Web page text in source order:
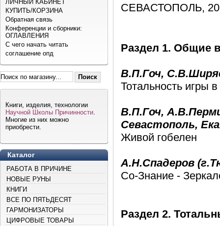
ЛИЧНЫЙ КАБИНЕТ
КУПИТЬ/КОРЗИНА
Обратная связь
Конференции и сборники:
ОГЛАВЛЕНИЯ
С чего начать читать
соглашение опд
Книги, изделия, технологии
Научной Школы Причинности
Многие из них можно
приобрести.
Каталог
РАБОТА В ПРИЧИНЕ
НОВЫЕ РУНЫ
КНИГИ
ВСЕ ПО ПЯТЬДЕСЯТ
ГАРМОНИЗАТОРЫ
ЦИФРОВЫЕ ТОВАРЫ
СЕВАСТОПОЛЬ,
Раздел 1. Общие
В.П.Гоч,
Тотальность игры
В.П.Гоч,
Севастополь,
Живой гобелен
A.Н.Спадеров
Co-Знание -
Раздел 2.